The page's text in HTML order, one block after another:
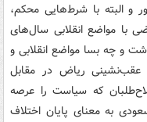
و البته با شرط‌هایی محکم،
با مواضع انقلابی سال‌های
و چه بسا مواضع انقلابی و
ریاض در مقابل
که سیاست را عرصه
به معنای پایان اختلاف